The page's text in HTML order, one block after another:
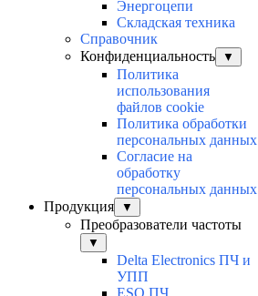
Энергоцепи
Складская техника
Справочник
Конфиденциальность
▼
Политика
использования
файлов cookie
Политика обработки
персональных данных
Согласие на
обработку
персональных данных
Продукция
▼
Преобразователи частоты
▼
Delta Electronics ПЧ и
УПП